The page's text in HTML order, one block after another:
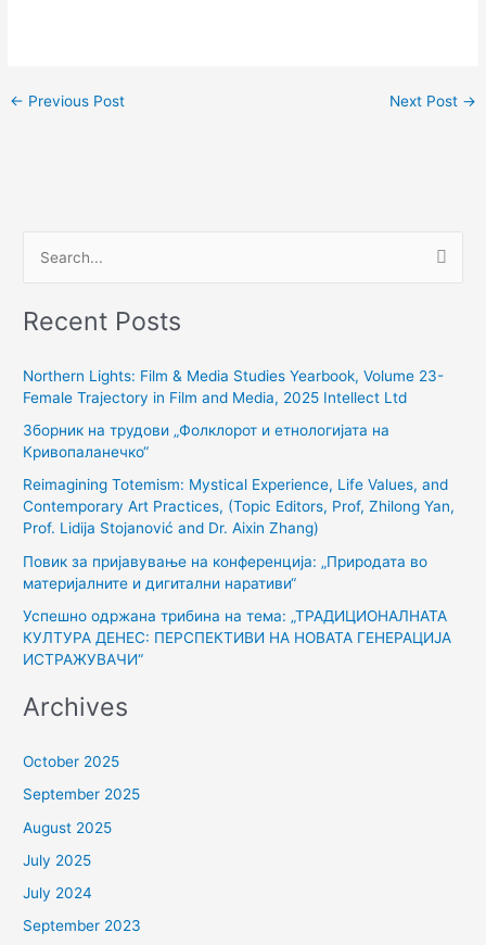
← Previous Post Next Post →
a
c
h
f
r
:
Recent Posts
Northern Lights: Film & Media Studies Yearbook, Volume 23-
Female Trajectory in Film and Media, 2025 Intellect Ltd
Зборник на трудови „Фолклорот и етнологијата на
Кривопаланечко“
Reimagining Totemism: Mystical Experience, Life Values, and
Contemporary Art Practices, (Topic Editors, Prof, Zhilong Yan,
Prof. Lidija Stojanović and Dr. Aixin Zhang)
Повик за пријавување на конференција: „Природата во
материјалните и дигитални наративи“
Успешно одржана трибина на тема: „ТРАДИЦИОНАЛНАТА
КУЛТУРА ДЕНЕС: ПЕРСПЕКТИВИ НА НОВАТА ГЕНЕРАЦИЈА
ИСТРАЖУВАЧИ“
Archives
October 2025
September 2025
August 2025
July 2025
July 2024
September 2023